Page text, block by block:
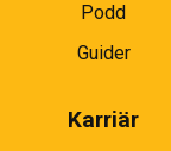
Podd
Guider
Karriär